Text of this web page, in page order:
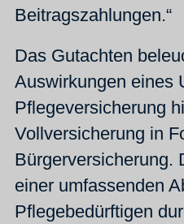
Beitragszahlungen.“
Das Gutachten
Auswirkungen eines
Pflegeversicherung
Vollversicherung in
Bürgerversicherung.
einer umfassenden
Pflegebedürftigen